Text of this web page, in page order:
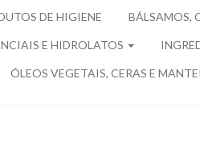
DE HIGIENE BÁLSAMOS,
E HIDROLATOS
ÓLEOS VEGETAIS, CERAS E